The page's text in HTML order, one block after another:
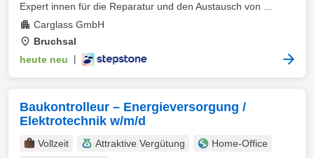
Expert innen für die Reparatur und den Austausch von ...
Carglass GmbH
Bruchsal
heute neu
Baukontrolleur – Energieversorgung /
Elektrotechnik w/m/d
Vollzeit Attraktive Vergütung
Home-Office